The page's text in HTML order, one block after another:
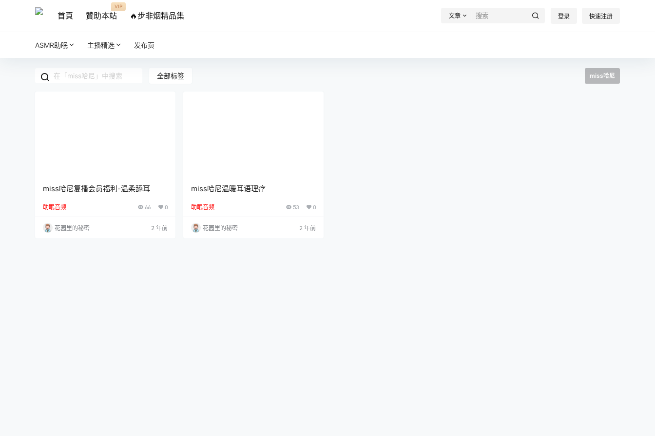
首頁 贊助本站
VIP
🔥步非烟精品集 文章 登录 快速注册
ASMR助眠 主播精选 发布页
全部标签 miss哈尼
miss哈尼复播会员福利-温柔舔耳
助眠音频 66 0
花园里的秘密 2 年前
miss哈尼温暖耳语理疗
助眠音频 53 0
花园里的秘密 2 年前